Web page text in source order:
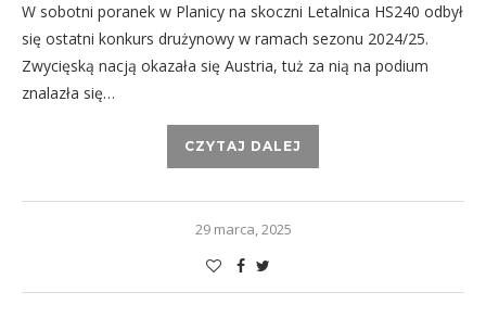
W sobotni poranek w Planicy na skoczni Letalnica HS240 odbył
się ostatni konkurs drużynowy w ramach sezonu 2024/25.
Zwycięską nacją okazała się Austria, tuż za nią na podium
znalazła się…
CZYTAJ DALEJ
29 marca, 2025